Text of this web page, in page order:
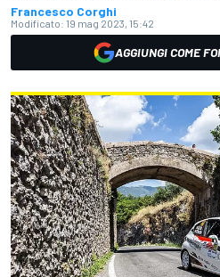
Francesco Corghi
Modificato: 19 mag 2023, 15:42
AGGIUNGI COME